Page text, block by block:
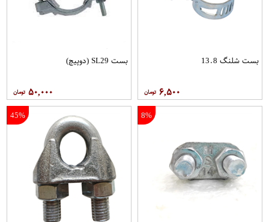
بست شلنگ 13.8
۶,۵۰۰
بست SL29 (دوپیچ)
۵۰,۰۰۰
8%
45%